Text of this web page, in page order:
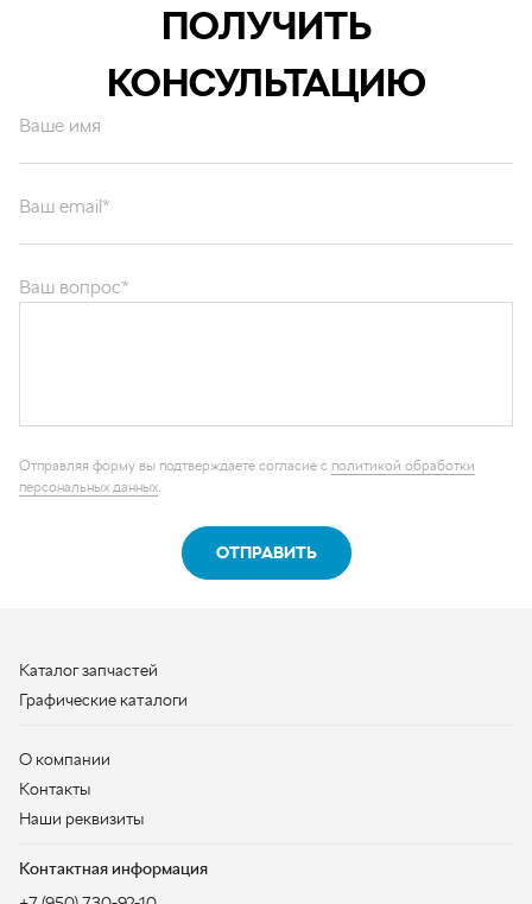
ПОЛУЧИТЬ
КОНСУЛЬТАЦИЮ
Ваше имя
персональных данных
Каталог запчастей
Контактная информация
+7 (950) 730-92-10
uralavtozap@yandex.ru
г. Миасс, Тургоякское шоссе, д. 11/63
Полная контактная информация